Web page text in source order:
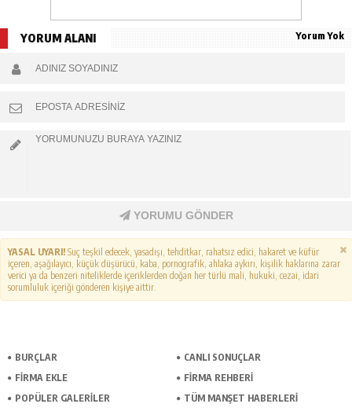
YORUM ALANI Yorum Yok
YORUMU GÖNDER
YASAL UYARI!Suç teşkil edecek, yasadışı, tehditkar, rahatsız edici, hakaret ve küfür
içeren, aşağılayıcı, küçük düşürücü, kaba, pornografik, ahlaka aykırı, kişilik haklarına zarar
verici ya da benzeri niteliklerde içeriklerden doğan her türlü mali, hukuki, cezai, idari
sorumluluk içeriği gönderen kişiye aittir.
BURÇLAR
CANLI SONUÇLAR
FİRMA EKLE
FİRMA REHBERİ
POPÜLER GALERİLER
TÜM MANŞET HABERLERİ